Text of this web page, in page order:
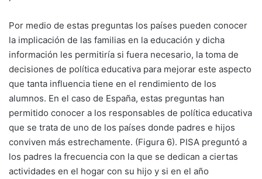
Por medio de estas preguntas los países pueden conocer
la implicación de las familias en la educación y dicha
información les permitiría si fuera necesario, la toma de
decisiones de política educativa para mejorar este aspecto
que tanta influencia tiene en el rendimiento de los
alumnos. En el caso de España, estas preguntas han
permitido conocer a los responsables de política educativa
que se trata de uno de los países donde padres e hijos
conviven más estrechamente. (Figura 6). PISA preguntó a
los padres la frecuencia con la que se dedican a ciertas
actividades en el hogar con su hijo y si en el año